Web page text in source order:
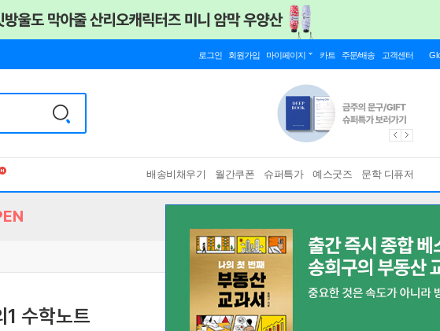
로그인 회원가입 마이페이지 카트 주문/배송 고객센터
배송비채우기 월간쿠폰 슈퍼특가 예스굿즈 문학 디퓨저
1 수학노트